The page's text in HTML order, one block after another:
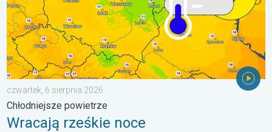
czwartek, 6 sierpnia 2026
Chłodniejsze powietrze
Wracają rześkie noce